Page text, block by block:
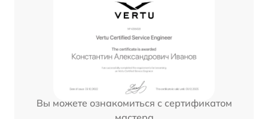
Вы можете ознакомиться с сертификатом